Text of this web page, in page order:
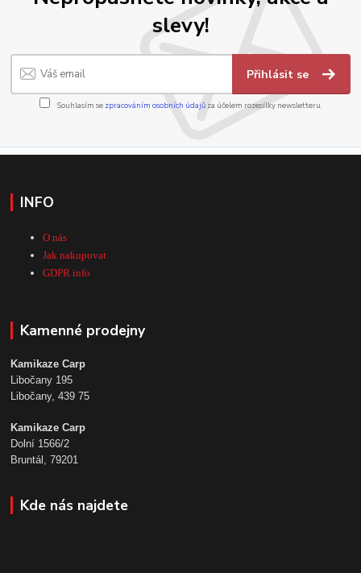
slevy!
Přihlásit se
Souhlasím se zpracováním osobních údajůza účelem rozesílky newsletteru.
INFO
O nás
Jak nakupovat
GDPR info
Kamenné prodejny
Kamikaze Carp
Libočany 195
Libočany, 439 75
Kamikaze Carp
Dolní 1566/2
Bruntál, 79201
Kde nás najdete